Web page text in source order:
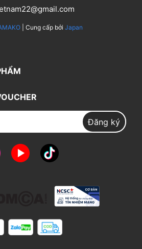
| Cung cấp bởi Japan
Đăng ký